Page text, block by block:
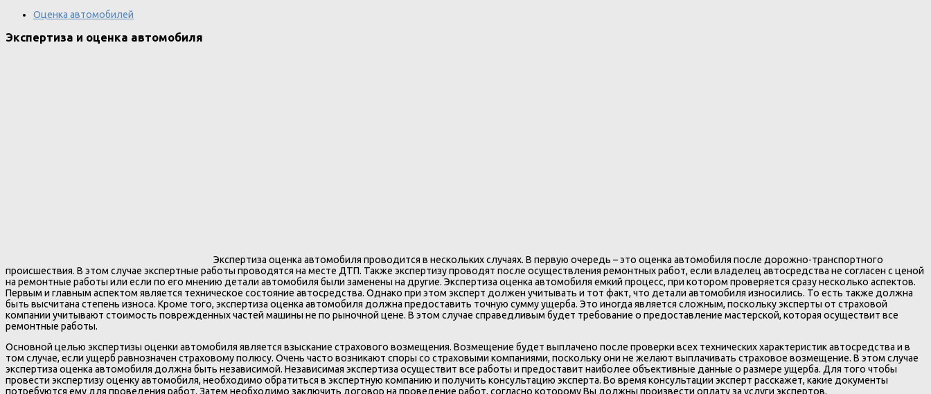
Оценка автомобилей
Экспертиза и оценка автомобиля
Экспертиза оценка автомобиля проводится в нескольких случаях. В первую очередь – это оценка автомобиля после дорожно-транспортного
происшествия. В этом случае экспертные работы проводятся на месте ДТП. Также экспертизу проводят после осуществления ремонтных работ, если владелец автосредства не согласен с ценой
на ремонтные работы или если по его мнению детали автомобиля были заменены на другие. Экспертиза оценка автомобиля емкий процесс, при котором проверяется сразу несколько аспектов.
Первым и главным аспектом является техническое состояние автосредства. Однако при этом эксперт должен учитывать и тот факт, что детали автомобиля износились. То есть также должна
быть высчитана степень износа. Кроме того, экспертиза оценка автомобиля должна предоставить точную сумму ущерба. Это иногда является сложным, поскольку эксперты от страховой
компании учитывают стоимость поврежденных частей машины не по рыночной цене. В этом случае справедливым будет требование о предоставление мастерской, которая осуществит все
ремонтные работы.
Основной целью экспертизы оценки автомобиля является взыскание страхового возмещения. Возмещение будет выплачено после проверки всех технических характеристик автосредства и в
том случае, если ущерб равнозначен страховому полюсу. Очень часто возникают споры со страховыми компаниями, поскольку они не желают выплачивать страховое возмещение. В этом случае
экспертиза оценка автомобиля должна быть независимой. Независимая экспертиза осуществит все работы и предоставит наиболее объективные данные о размере ущерба. Для того чтобы
провести экспертизу оценку автомобиля, необходимо обратиться в экспертную компанию и получить консультацию эксперта. Во время консультации эксперт расскажет, какие документы
потребуются ему для проведения работ. Затем необходимо заключить договор на проведение работ, согласно которому Вы должны произвести оплату за услуги экспертов.